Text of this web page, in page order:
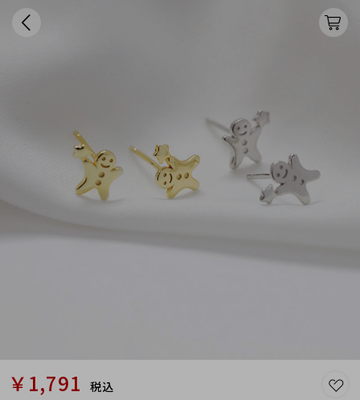
￥1,791
税込